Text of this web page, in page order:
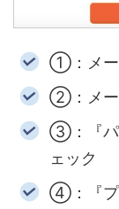
①：メー
②：メー
③：『パ
ェック
④：『プ